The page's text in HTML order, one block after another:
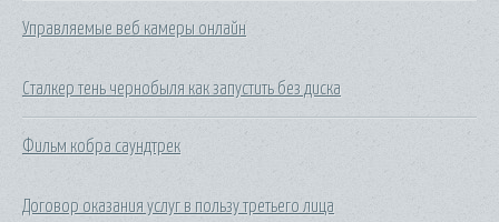
Управляемые веб камеры онлайн
Сталкер тень чернобыля как запустить без диска
Фильм кобра саундтрек
Договор оказания услуг в пользу третьего лица